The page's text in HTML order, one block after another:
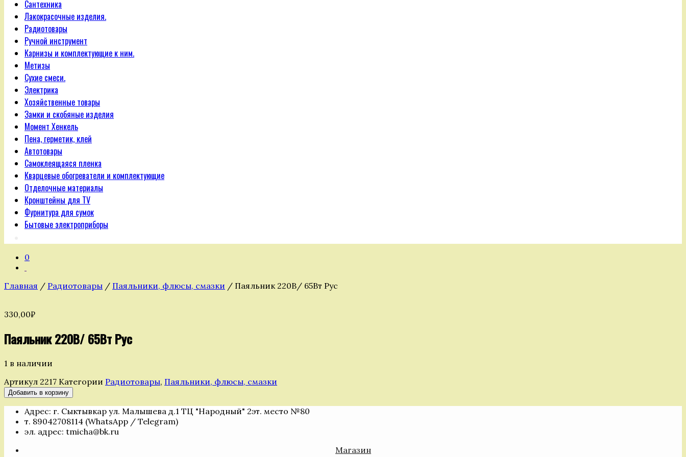
Сантехника
Лакокрасочные изделия.
Радиотовары
Ручной инструмент
Карнизы и комплектующие к ним.
Метизы
Сухие смеси.
Электрика
Хозяйственные товары
Замки и скобяные изделия
Момент Хенкель
Пена, герметик, клей
Автотовары
Самоклеящаяся пленка
Кварцевые обогреватели и комплектующие
Отделочные материалы
Кронштейны для TV
Фурнитура для сумок
Бытовые электроприборы
0
Главная / Радиотовары / Паяльники, флюсы, смазки / Паяльник 220В/ 65Вт Рус
330,00₽
Паяльник 220В/ 65Вт Рус
1 в наличии
Артикул 2217 Категории Радиотовары, Паяльники, флюсы, смазки
Количество
товара
Паяльник
220В/
65Вт
Добавить в корзину
Адрес: г. Сыктывкар ул. Малышева д.1 ТЦ "Народный" 2эт. место №80
т. 89042708114 (WhatsApp / Telegram)
эл. адрес: tmicha@bk.ru
Магазин